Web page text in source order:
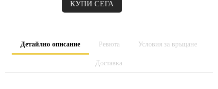
Детайлно описание Ревюта Условия за връщане
Доставка